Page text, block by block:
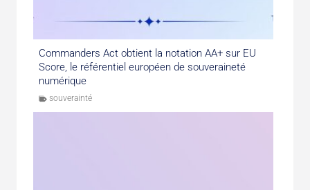
Commanders Act obtient la notation AA+ sur EU
Score, le référentiel européen de souveraineté
numérique
souverainté